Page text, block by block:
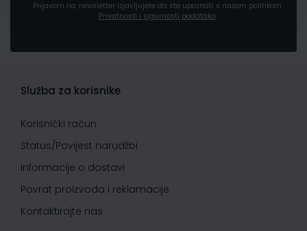
Prijavom na newsletter izjavljujete da ste upoznati s našom politikom
Privatnosti i sigurnosti podataka
Služba za korisnike
Korisnički račun
Status/Povijest narudžbi
Informacije o dostavi
Povrat proizvoda i reklamacije
Kontaktirajte nas